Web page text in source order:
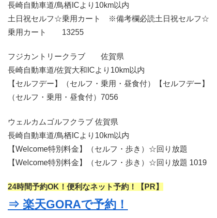
長崎自動車道/鳥栖ICより10km以内
土日祝セルフ☆乗用カート ※備考欄必読土日祝セルフ☆
乗用カート 13255
フジカントリークラブ 佐賀県
長崎自動車道/佐賀大和ICより10km以内
【セルフデー】（セルフ・乗用・昼食付）【セルフデー】
（セルフ・乗用・昼食付）7056
ウェルカムゴルフクラブ 佐賀県
長崎自動車道/鳥栖ICより10km以内
【Welcome特別料金】（セルフ・歩き）☆回り放題
【Welcome特別料金】（セルフ・歩き）☆回り放題 1019
24時間予約OK！便利なネット予約！【PR】
⇒ 楽天GORAで予約！